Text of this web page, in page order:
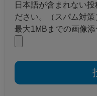
最大1MBまでの画像添
日本語が含まれない
ださい。（スパム対策